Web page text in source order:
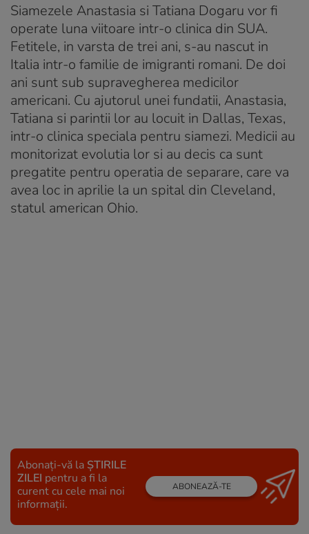
Siamezele Anastasia si Tatiana Dogaru vor fi
operate luna viitoare intr-o clinica din SUA.
Fetitele, in varsta de trei ani, s-au nascut in
Italia intr-o familie de imigranti romani. De doi
ani sunt sub supravegherea medicilor
americani. Cu ajutorul unei fundatii, Anastasia,
Tatiana si parintii lor au locuit in Dallas, Texas,
intr-o clinica speciala pentru siamezi. Medicii au
monitorizat evolutia lor si au decis ca sunt
pregatite pentru operatia de separare, care va
avea loc in aprilie la un spital din Cleveland,
statul american Ohio.
Abonați-vă la ȘTIRILE
ZILEI pentru a fi la
curent cu cele mai noi
informații.
ABONEAZĂ-TE